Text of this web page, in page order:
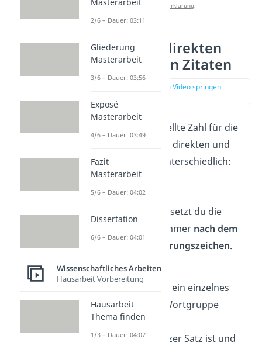
Datenschutzerklärung.
Fußnote bei direkten
und indirekten Zitaten
zur Stelle im Video springen
Wo du die hochgestellte Zahl für die
Fußnote setzt, ist bei direkten und
indirekten Zitaten unterschiedlich:
Direkte Zitate:
Bei
setzt du die
hochgestellte Zahl immer nach dem
schließenden Anführungszeichen.
Also immer, wenn
sich das Zitat auf ein einzelnes
Wort oder eine Wortgruppe
bezieht
das Zitat ein ganzer Satz ist und
2/6 – Dauer: 03:11
Gliederung
Masterarbeit
3/6 – Dauer: 03:56
Exposé
Masterarbeit
4/6 – Dauer: 03:49
Fazit
Masterarbeit
5/6 – Dauer: 04:02
Dissertation
6/6 – Dauer: 04:01
Wissenschaftliches Arbeiten
Hausarbeit Vorbereitung
Hausarbeit
Thema finden
1/3 – Dauer: 04:07